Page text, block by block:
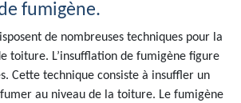
fumigène.
de nombreuses techniques pour la
toiture. L’insufflation de fumigène figure
Cette technique consiste à insuffler un
au niveau de la toiture. Le fumigène